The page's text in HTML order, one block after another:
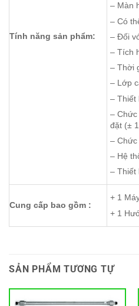
Tính năng sản phẩm:
– Màn
– Có
– Đối
– Tích
– Thời
– Lớp
– Thiết
– Chức
đặt (±
–
– Hệ
– Thiết
Cung cấp bao gồm :
+ 1
+ 1
SẢN PHẨM TƯƠNG TỰ